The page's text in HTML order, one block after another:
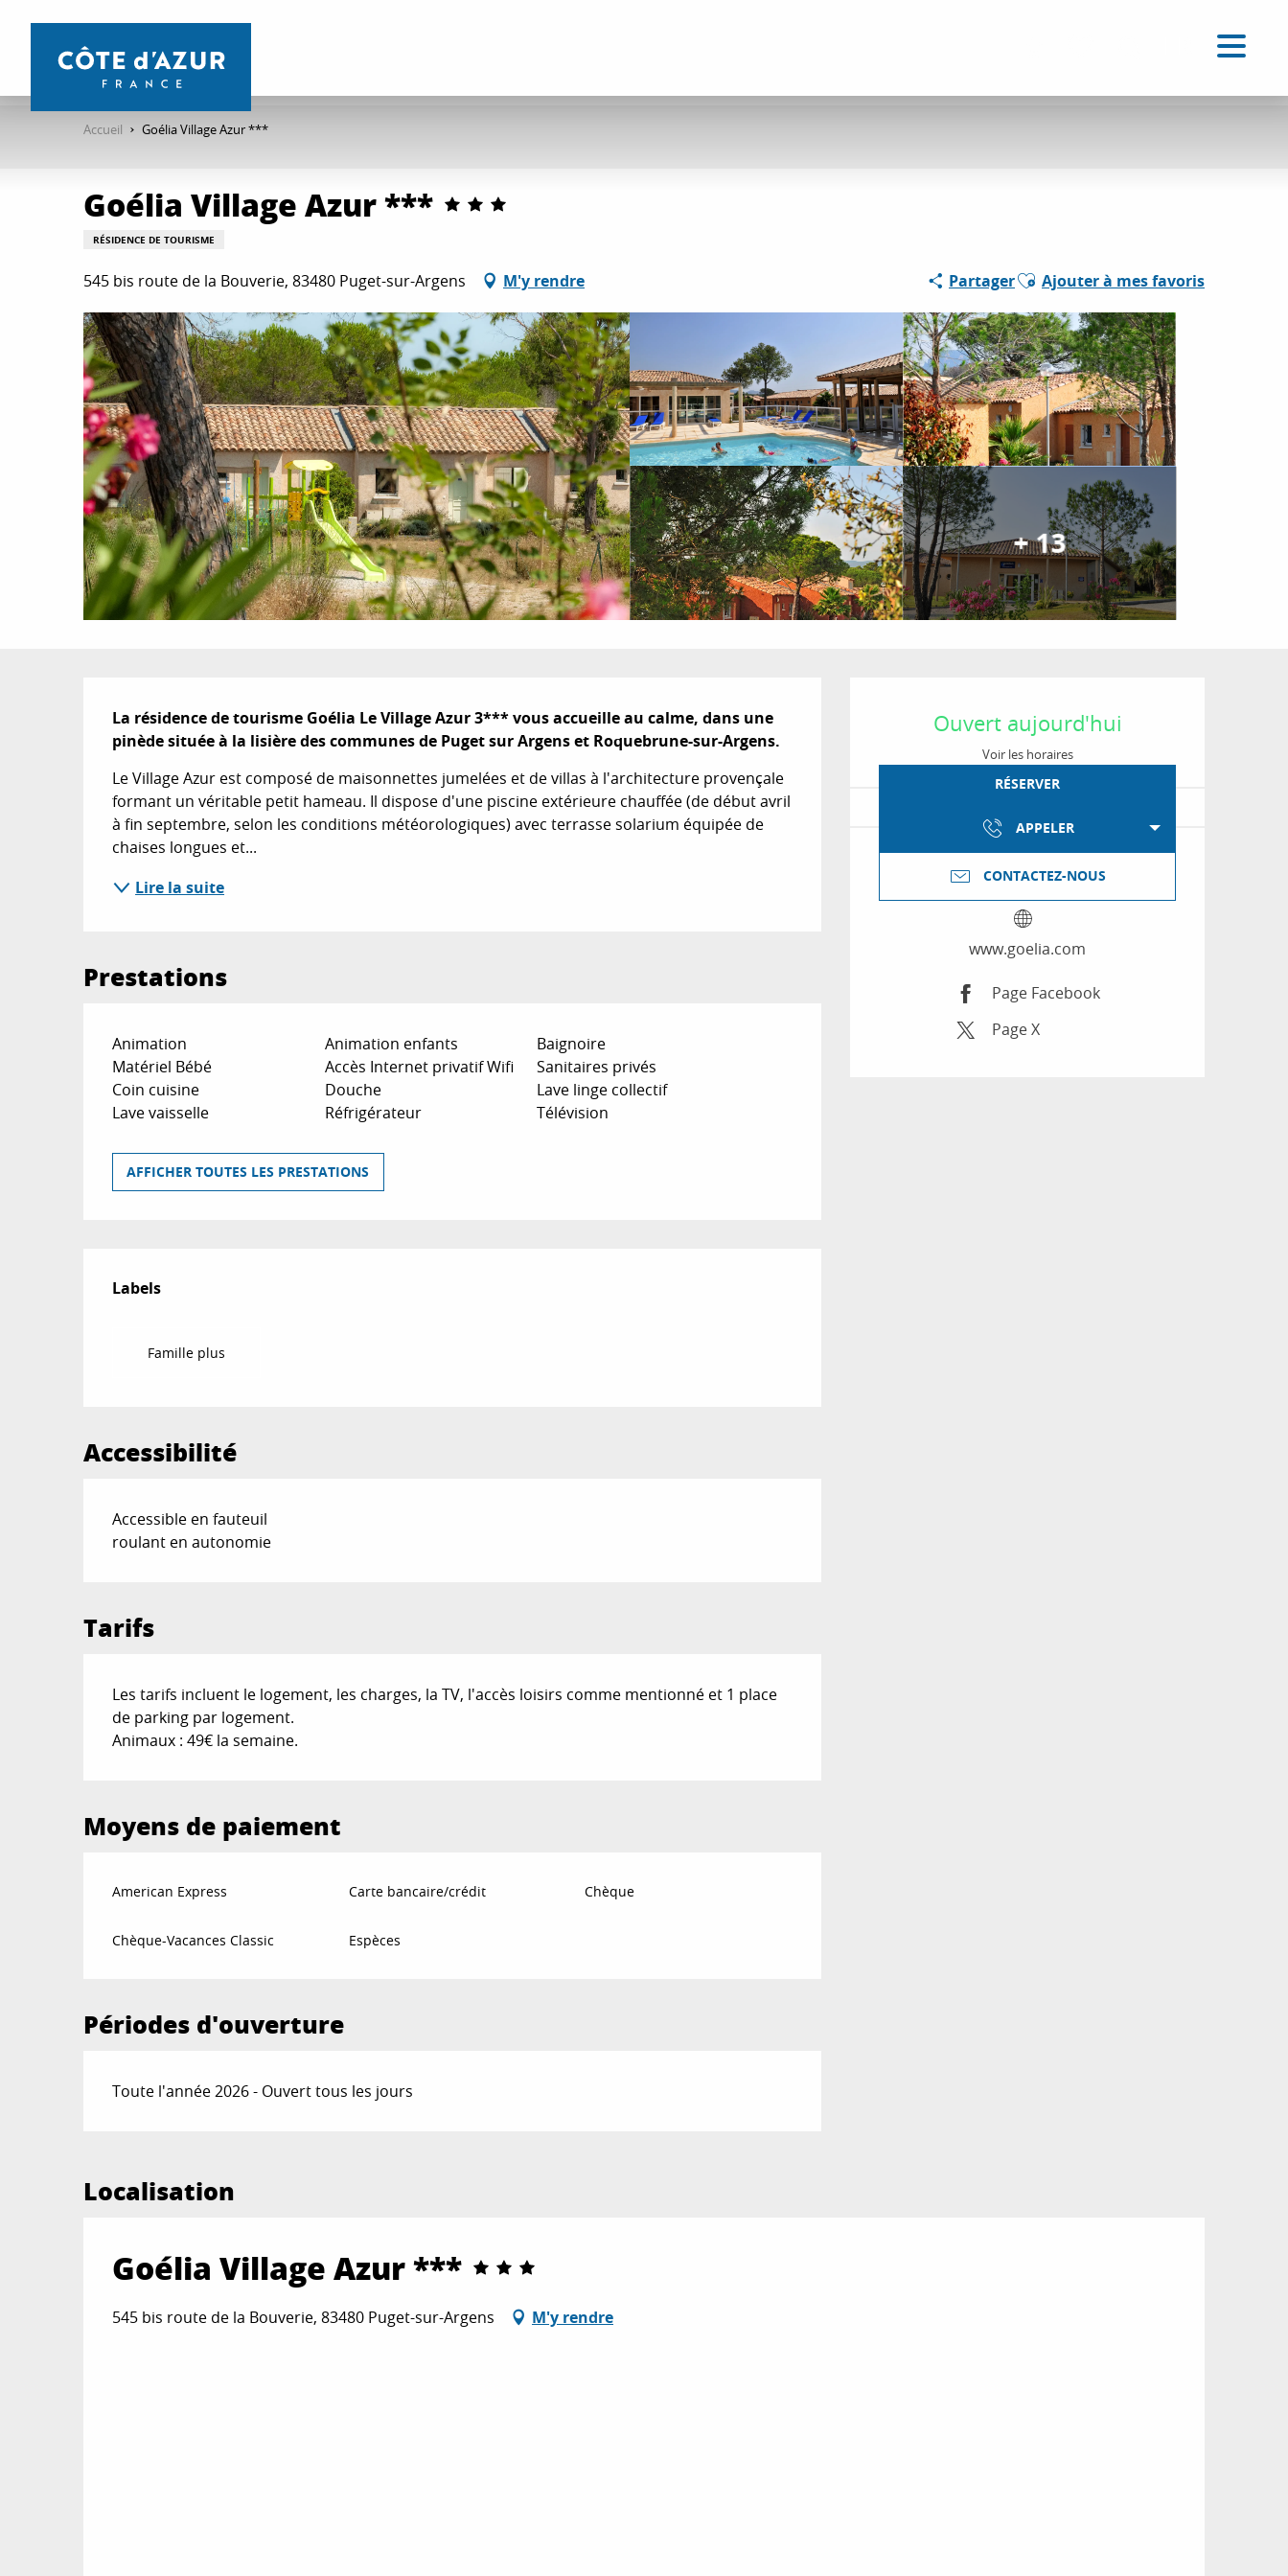
contenu
Accueil Goélia Village Azur ***
Goélia Village Azur ***
RÉSIDENCE DE TOURISME
545 bis route de la Bouverie, 83480 Puget-sur-Argens M'y rendre PartagerAjouter aux favoris
Ajouter à mes favoris
+ 13
Ouverture et
Ouvert aujourd'hui
Voir les horaires
RÉSERVER
APPELER
CONTACTEZ-NOUS
www.goelia.com
Page Facebook
Page X
Description
La résidence de tourisme Goélia Le Village Azur 3*** vous accueille au calme, dans une
pinède située à la lisière des communes de Puget sur Argens et Roquebrune-sur-Argens.
Le Village Azur est composé de maisonnettes jumelées et de villas à l'architecture provençale
formant un véritable petit hameau. Il dispose d'une piscine extérieure chauffée (de début avril
à fin septembre, selon les conditions météorologiques) avec terrasse solarium équipée de
chaises longues et...
Lire la suite
Prestations
Animation Animation enfants
Baignoire
Matériel Bébé
Accès Internet privatif Wifi
Sanitaires privés
Coin cuisine
Douche
Lave linge collectif
Lave vaisselle
Réfrigérateur Télévision
AFFICHER TOUTES LES PRESTATIONS
Offres de prestations
Labels
Labels
Famille plus
Accessibilité
Accessible en fauteuil
roulant en autonomie
Tarifs
Les tarifs incluent le logement, les charges, la TV, l'accès loisirs comme mentionné et 1 place
de parking par logement.
Animaux : 49€ la semaine.
Moyens de paiement
American Express Carte bancaire/crédit Chèque
Chèque-Vacances Classic Espèces
Périodes d'ouverture
Toute l'année 2026 - Ouvert tous les jours
Localisation
Goélia Village Azur ***
545 bis route de la Bouverie, 83480 Puget-sur-Argens M'y rendre